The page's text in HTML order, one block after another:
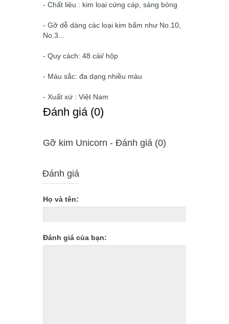
- Chất liệu : kim loại cứng cáp, sáng bóng
- Gỡ dễ dàng các loại kim bấm như No.10,
No.3...
- Quy cách: 48 cái/ hộp
- Màu sắc: đa dạng nhiều màu
- Xuất xứ : Việt Nam
Ðánh giá (0)
Gỡ kim Unicorn - Ðánh giá (0)
Đánh giá
Họ và tên:
Đánh giá của bạn: